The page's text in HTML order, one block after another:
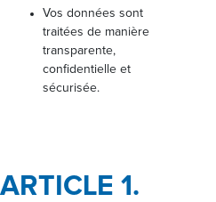
Vos données sont
traitées de manière
transparente,
confidentielle et
sécurisée.
ARTICLE 1.